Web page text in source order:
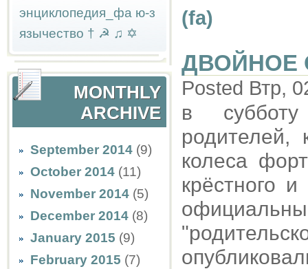
энциклопедия_фа ю-з
язычество † ☭ ♫ ✡
MONTHLY
ARCHIVE
September 2014 (9)
October 2014 (11)
November 2014 (5)
December 2014 (8)
January 2015 (9)
February 2015 (7)
(fa)
ДВОЙНОЕ
Posted Втр,
в
колеса
крёстного